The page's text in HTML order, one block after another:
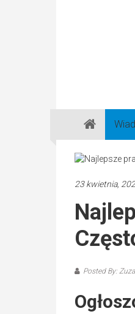
Gazeta
Częstochowa,
Lubliniec,
23 kwietnia,
Posted By: